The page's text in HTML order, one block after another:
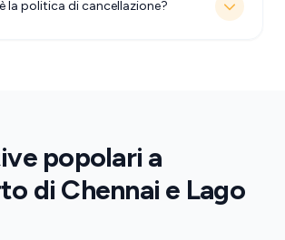
la politica di cancellazione?
popolari a
di Chennai e Lago